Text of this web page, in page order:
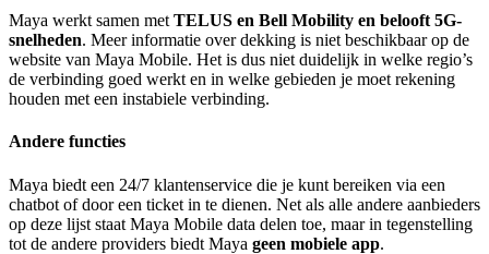
Maya werkt samen met TELUS en Bell Mobility en belooft 5G-
snelheden. Meer informatie over dekking is niet beschikbaar op de
website van Maya Mobile. Het is dus niet duidelijk in welke regio’s
de verbinding goed werkt en in welke gebieden je moet rekening
houden met een instabiele verbinding.
Andere functies
Maya biedt een 24/7 klantenservice die je kunt bereiken via een
chatbot of door een ticket in te dienen. Net als alle andere aanbieders
op deze lijst staat Maya Mobile data delen toe, maar in tegenstelling
tot de andere providers biedt Maya geen mobiele app.